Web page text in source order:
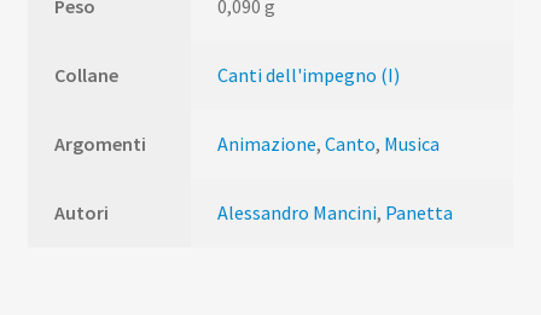
Peso 0,090 g
Collane Canti dell'impegno (I)
Argomenti Animazione,Canto, Musica
Autori Alessandro Mancini, Panetta